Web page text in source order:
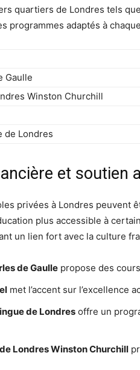
quartiers de Londres tels
programmes adaptés à
Gaulle
Winston Churchill
de Londres
et soutien
privées à Londres
plus accessible à
un lien fort avec la culture
de Gaulle propose des
met l’accent sur l’excellence
de Londres offre un
Londres Winston Churchill